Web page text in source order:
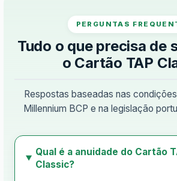
PERGUNTAS
Tudo o que precisa de
o Cartão TAP
Respostas baseadas nas
Millennium BCP e na legislação
Qual é a anuidade do Cartão
Classic?